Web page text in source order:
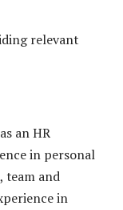
relevant
an HR
in personal
team and
in